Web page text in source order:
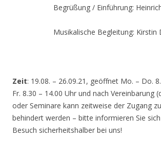
Begrüßung / Einführung:
Musikalische Begleitung:
Zeit: 19.08. – 26.09.21, geöffnet Mo. – Do.
Fr. 8.30 – 14.00 Uhr und nach Vereinbarung
oder Seminare kann zeitweise der Zugang
behindert werden – bitte informieren Sie
Besuch sicherheitshalber bei uns!